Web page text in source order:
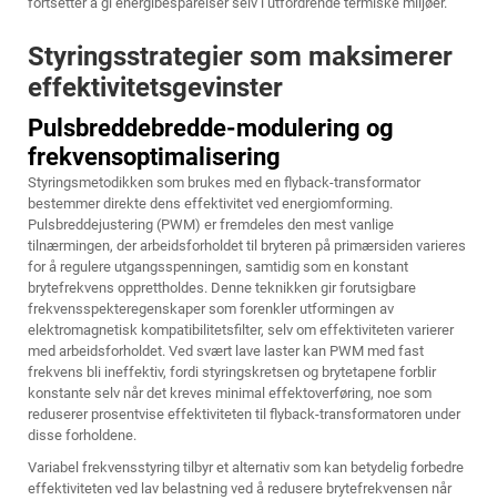
Styringsstrategier som maksimerer
effektivitetsgevinster
Pulsbreddebredde-modulering og
frekvensoptimalisering
Styringsmetodikken som brukes med en flyback-transformator
bestemmer direkte dens effektivitet ved energiomforming.
Pulsbreddejustering (PWM) er fremdeles den mest vanlige
tilnærmingen, der arbeidsforholdet til bryteren på primærsiden varieres
for å regulere utgangsspenningen, samtidig som en konstant
brytefrekvens opprettholdes. Denne teknikken gir forutsigbare
frekvensspekteregenskaper som forenkler utformingen av
elektromagnetisk kompatibilitetsfilter, selv om effektiviteten varierer
med arbeidsforholdet. Ved svært lave laster kan PWM med fast
frekvens bli ineffektiv, fordi styringskretsen og brytetapene forblir
konstante selv når det kreves minimal effektoverføring, noe som
reduserer prosentvise effektiviteten til flyback-transformatoren under
disse forholdene.
Variabel frekvensstyring tilbyr et alternativ som kan betydelig forbedre
effektiviteten ved lav belastning ved å redusere brytefrekvensen når